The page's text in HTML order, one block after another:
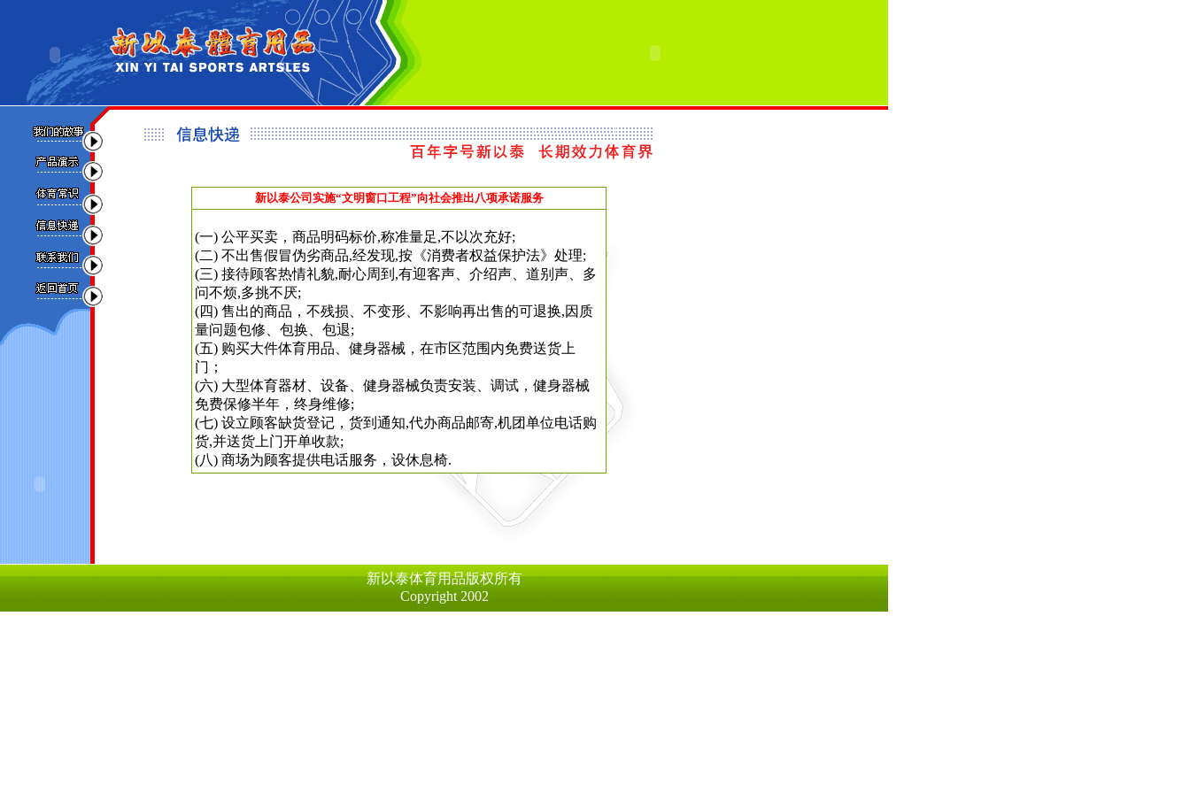
新以泰公司实施“文明窗口工程”向社会推出八项承诺服务
(一) 公平买卖，商品明码标价,称准量足,不以次充好;
(二) 不出售假冒伪劣商品,经发现,按《消费者权益保护法》处理;
(三) 接待顾客热情礼貌,耐心周到,有迎客声、介绍声、道别声、多
问不烦,多挑不厌;
(四) 售出的商品，不残损、不变形、不影响再出售的可退换,因质
量问题包修、包换、包退;
(五) 购买大件体育用品、健身器械，在市区范围内免费送货上
门；
(六) 大型体育器材、设备、健身器械负责安装、调试，健身器械
免费保修半年，终身维修;
(七) 设立顾客缺货登记，货到通知,代办商品邮寄,机团单位电话购
货,并送货上门开单收款;
(八) 商场为顾客提供电话服务，设休息椅.
新以泰体育用品版权所有
Copyright 2002